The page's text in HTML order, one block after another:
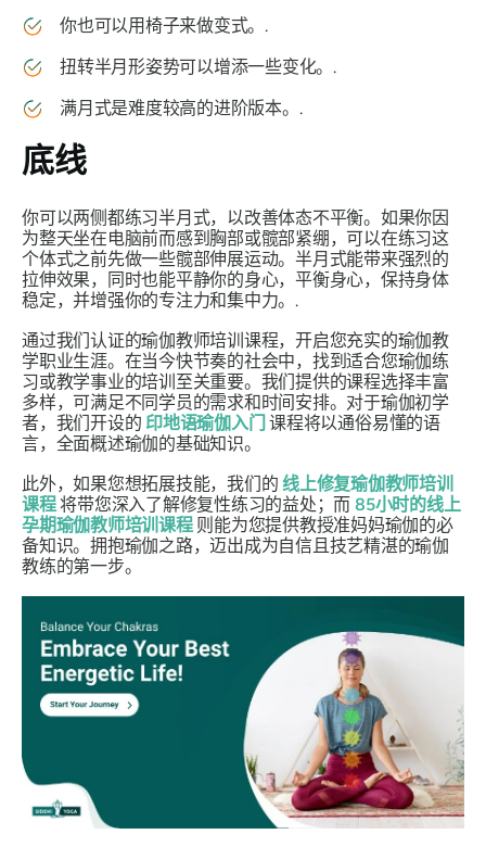
你也可以用椅子来做变式。.
扭转半月形姿势可以增添一些变化。.
满月式是难度较高的进阶版本。.
底线
你可以两侧都练习半月式，以改善体态不平衡。如果你因
为整天坐在电脑前而感到胸部或髋部紧绷，可以在练习这
个体式之前先做一些髋部伸展运动。半月式能带来强烈的
拉伸效果，同时也能平静你的身心，平衡身心，保持身体
稳定，并增强你的专注力和集中力。.
通过我们认证的瑜伽教师培训课程，开启您充实的瑜伽教
学职业生涯。在当今快节奏的社会中，找到适合您瑜伽练
习或教学事业的培训至关重要。我们提供的课程选择丰富
多样，可满足不同学员的需求和时间安排。对于瑜伽初学
者，我们开设的 印地语瑜伽入门
课程将以通俗易懂的语
言，全面概述瑜伽的基础知识。
此外，如果您想拓展技能，我们的线上修复瑜伽教师培训
课程将带您深入了解修复性练习的益处；而 85小时的线上
孕期瑜伽教师培训课程则能为您提供教授准妈妈瑜伽的必
备知识。拥抱瑜伽之路，迈出成为自信且技艺精湛的瑜伽
教练的第一步。